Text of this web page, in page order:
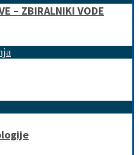
– ZBIRALNIKI VODE